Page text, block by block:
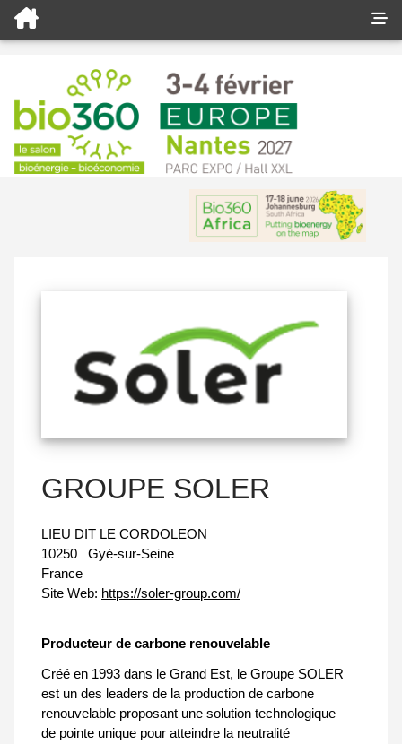
GROUPE SOLER
LIEU DIT LE CORDOLEON
10250
Gyé-sur-Seine
France
Site Web: https://soler-group.com/
Producteur de carbone renouvelable
Créé en 1993 dans le Grand Est, le Groupe SOLER
est un des leaders de la production de carbone
renouvelable proposant une solution technologique
de pointe unique pour atteindre la neutralité